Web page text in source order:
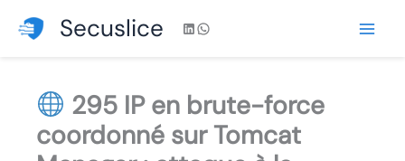
Secuslice LinkedIn
WhatsApp
295 IP en brute-force
coordonné sur Tomcat